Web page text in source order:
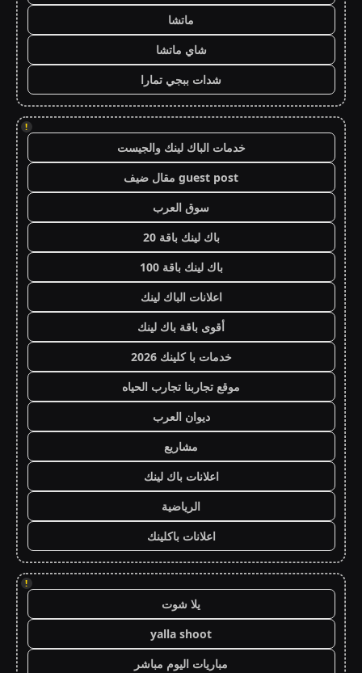
ماتشا
شاي ماتشا
شدات ببجي تمارا
!
خدمات الباك لينك والجيست
guest post مقال ضيف
سوق العرب
باك لينك باقة 20
باك لينك باقة 100
اعلانات الباك لينك
أقوى باقة باك لينك
خدمات با كلينك 2026
موقع تجاربنا تجارب الحياه
ديوان العرب
مشاريع
اعلانات باك لينك
الرياضية
اعلانات باكلينك
!
يلا شوت
yalla shoot
مباريات اليوم مباشر